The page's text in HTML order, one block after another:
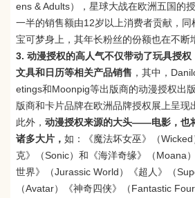
ens & Adults），星球大战在欧洲五国的
一半的销售额由12岁以上消费者贡献，同
宝可梦身上，其年长粉丝的份额也在不断
3. 动漫授权的高人气不仅带动了玩具授权
文具和日历等相关产品销售 ，其中，
etings和Moonpig等出版商的动漫授权出
版商和卡片品牌在欧洲品牌授权展上呈现
此外， 动漫授权来源的大头——电影，也
诸多大片， 如：《魔法坏女巫》（
克》（Sonic）和《海洋奇缘》（Moana
世界》（Jurassic World）《超人》（
（Avatar）《神奇四侠》（Fantastic